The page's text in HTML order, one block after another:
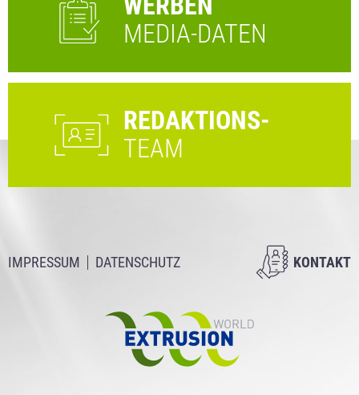
MEDIA-DATEN
REDAKTIONS-
TEAM
IMPRESSUM DATENSCHUTZ KONTAKT